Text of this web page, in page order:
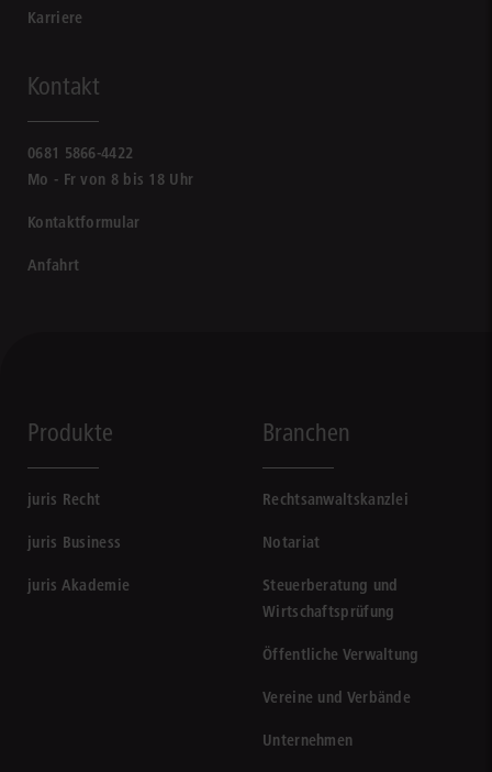
Karriere
Kontakt
0681 5866-4422
Mo - Fr von 8 bis 18 Uhr
Kontaktformular
Anfahrt
Produkte
juris Recht
juris Business
juris Akademie
Branchen
Rechtsanwaltskanzlei
Notariat
Steuerberatung und
Wirtschaftsprüfung
Öffentliche Verwaltung
Vereine und Verbände
Unternehmen